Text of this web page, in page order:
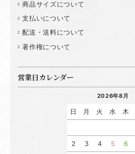
商品サイズについて
支払いについて
配送・送料について
著作権について
営業日カレンダー
2026年8月
日 月 火 水 木
2 3 4 5 6